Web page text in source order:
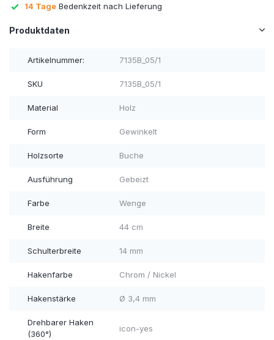
14 Tage Bedenkzeit nach Lieferung
Produktdaten
Artikelnummer: 7135B_05/1
SKU 7135B_05/1
Material Holz
Form Gewinkelt
Holzsorte Buche
Ausführung Gebeizt
Farbe Wenge
Breite 44 cm
Schulterbreite 14 mm
Hakenfarbe Chrom / Nickel
Hakenstärke Ø 3,4 mm
Drehbarer Haken
(360°)
icon-yes